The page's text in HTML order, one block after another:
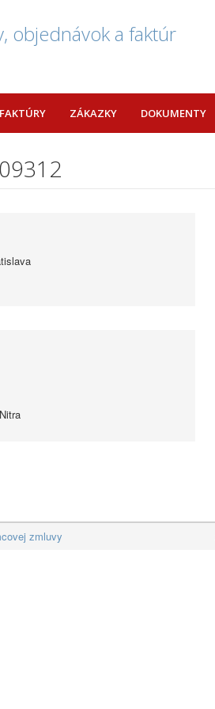
objednávok a faktúr
FAKTÚRY ZÁKAZKY DOKUMENTY
zmluvy